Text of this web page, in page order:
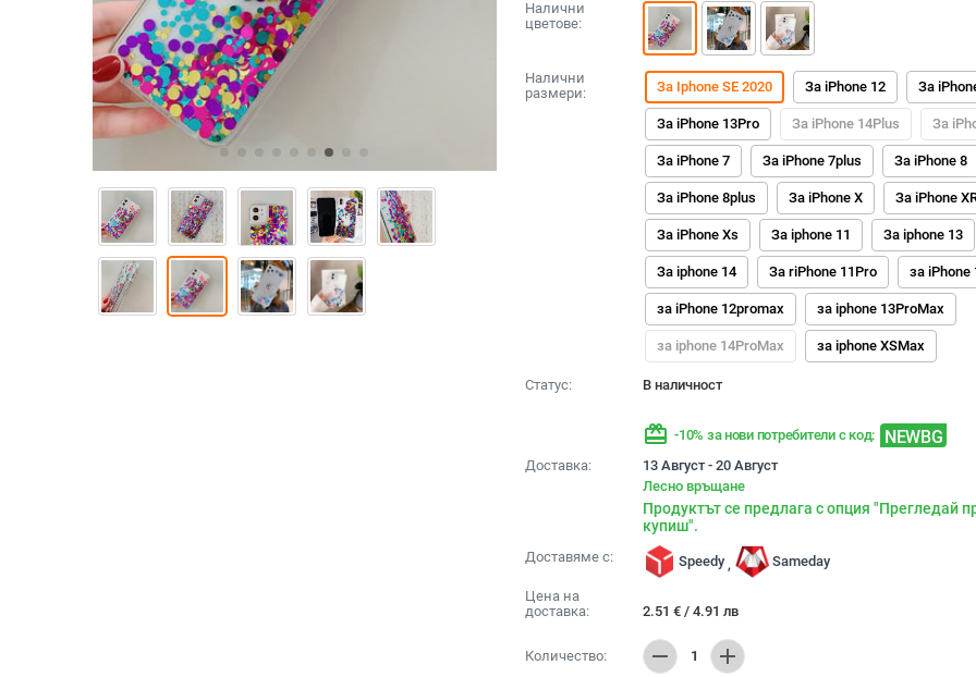
Налични
цветове:
Налични
размери:
За Iphone SE 2020 За iPhone 12 За
За iPhone 13Pro За iPhone 14Plus За
За iPhone 7 За iPhone 7plus За iPhone 8
За iPhone 8plus За iPhone X За iPhone
За iPhone Xs За iphone 11 За iphone 13
За iphone 14 За riPhone 11Pro за iPhone
за iPhone 12promax за iphone 13ProMax
за iphone 14ProMax за iphone XSMax
Статус: В наличност
redeem -10% за нови потребители с код: NEWBG
Доставка:
13 Август - 20 Август
Лесно връщане
Продуктът се предлага с опция "Прегледай
купиш".
Доставяме с: Speedy , Sameday
Цена на
доставка:
2.51 € / 4.91 лв
Количество: remove 1 add